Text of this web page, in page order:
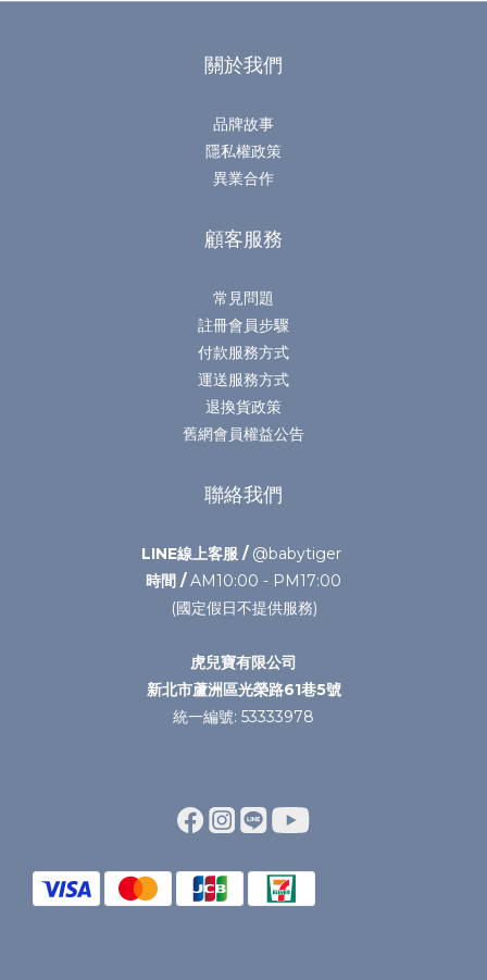
關於我們
品牌故事
隱私權政策
異業合作
顧客服務
常見問題
註冊會員步驟
付款服務方式
運送服務方式
退換貨政策
舊網會員權益公告
聯絡我們
LINE線上客服 / @babytiger
時間 /AM10:00 - PM17:00
(國定假日不提供服務)
虎兒寶有限公司
新北市蘆洲區光榮路61巷5號
統一編號: 53333978